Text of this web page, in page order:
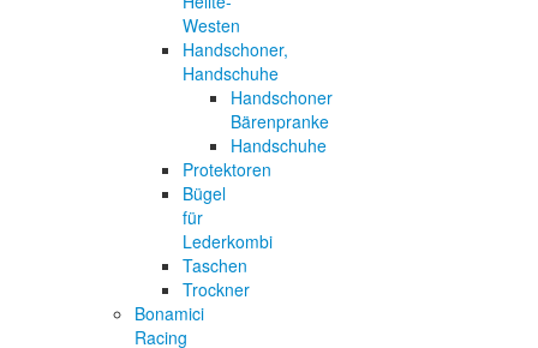
Westen
Handschoner,
Handschuhe
Handschoner
Bärenpranke
Handschuhe
Protektoren
Bügel
für
Lederkombi
Taschen
Trockner
Bonamici
Racing